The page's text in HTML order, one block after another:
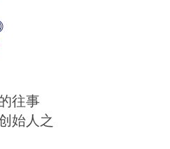
往事
始人之